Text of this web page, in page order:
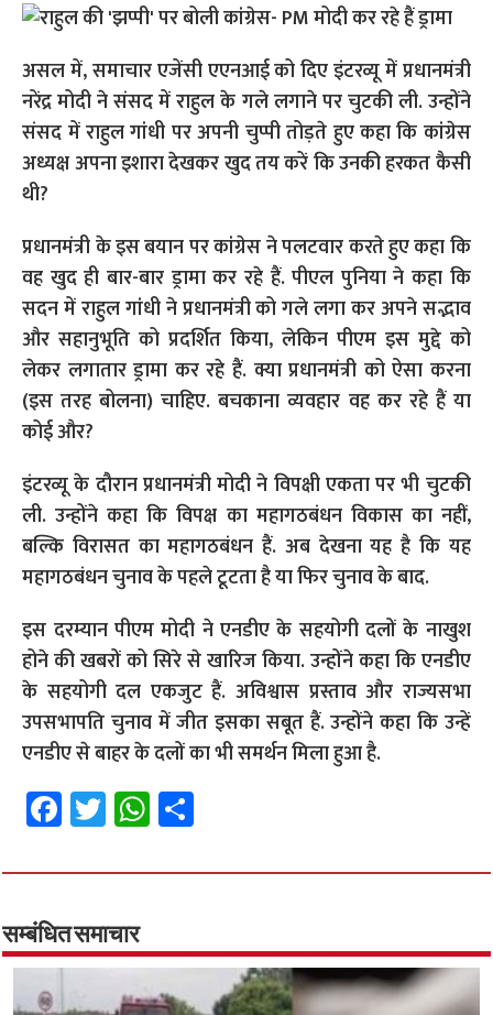
असल में, समाचार एजेंसी एएनआई को दिए इंटरव्यू में प्रधानमंत्री
नरेंद्र मोदी ने संसद में राहुल के गले लगाने पर चुटकी ली. उन्होंने
संसद में राहुल गांधी पर अपनी चुप्पी तोड़ते हुए कहा कि कांग्रेस
अध्यक्ष अपना इशारा देखकर खुद तय करें कि उनकी हरकत कैसी
थी?
प्रधानमंत्री के इस बयान पर कांग्रेस ने पलटवार करते हुए कहा कि
वह खुद ही बार-बार ड्रामा कर रहे हैं. पीएल पुनिया ने कहा कि
सदन में राहुल गांधी ने प्रधानमंत्री को गले लगा कर अपने सद्भाव
और सहानुभूति को प्रदर्शित किया, लेकिन पीएम इस मुद्दे को
लेकर लगातार ड्रामा कर रहे हैं. क्या प्रधानमंत्री को ऐसा करना
(इस तरह बोलना) चाहिए. बचकाना व्यवहार वह कर रहे हैं या
कोई और?
इंटरव्यू के दौरान प्रधानमंत्री मोदी ने विपक्षी एकता पर भी चुटकी
ली. उन्होंने कहा कि विपक्ष का महागठबंधन विकास का नहीं,
बल्कि विरासत का महागठबंधन हैं. अब देखना यह है कि यह
महागठबंधन चुनाव के पहले टूटता है या फिर चुनाव के बाद.
इस दरम्यान पीएम मोदी ने एनडीए के सहयोगी दलों के नाखुश
होने की खबरों को सिरे से खारिज किया. उन्होंने कहा कि एनडीए
के सहयोगी दल एकजुट हैं. अविश्वास प्रस्ताव और राज्यसभा
उपसभापति चुनाव में जीत इसका सबूत हैं. उन्होंने कहा कि उन्हें
एनडीए से बाहर के दलों का भी समर्थन मिला हुआ है.
Fa
ce
b
o
o
k
T
wi
tt
er
W
h
at
p
p
ar
सम्बंधित समाचार